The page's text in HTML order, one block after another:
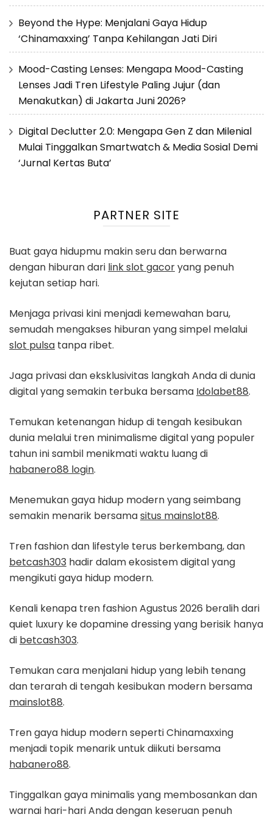
Beyond the Hype: Menjalani Gaya Hidup
‘Chinamaxxing’ Tanpa Kehilangan Jati Diri
Mood-Casting Lenses: Mengapa Mood-Casting
Lenses Jadi Tren Lifestyle Paling Jujur (dan
Menakutkan) di Jakarta Juni 2026?
Digital Declutter 2.0: Mengapa Gen Z dan Milenial
Mulai Tinggalkan Smartwatch & Media Sosial Demi
‘Jurnal Kertas Buta’
PARTNER SITE
Buat gaya hidupmu makin seru dan berwarna
dengan hiburan dari link slot gacoryang penuh
kejutan setiap hari.
Menjaga privasi kini menjadi kemewahan baru,
semudah mengakses hiburan yang simpel melalui
slot pulsa tanpa ribet.
Jaga privasi dan eksklusivitas langkah Anda di dunia
digital yang semakin terbuka bersama Idolabet88.
Temukan ketenangan hidup di tengah kesibukan
dunia melalui tren minimalisme digital yang populer
tahun ini sambil menikmati waktu luang di
habanero88 login.
Menemukan gaya hidup modern yang seimbang
semakin menarik bersamasitus mainslot88.
Tren fashion dan lifestyle terus berkembang, dan
betcash303 hadir dalam ekosistem digital yang
mengikuti gaya hidup modern.
Kenali kenapa tren fashion Agustus 2026 beralih dari
quiet luxury ke dopamine dressing yang berisik hanya
di betcash303.
Temukan cara menjalani hidup yang lebih tenang
dan terarah di tengah kesibukan modern bersama
mainslot88.
Tren gaya hidup modern seperti Chinamaxxing
menjadi topik menarik untuk diikuti bersama
habanero88.
Tinggalkan gaya minimalis yang membosankan dan
warnai hari-hari Anda dengan keseruan penuh